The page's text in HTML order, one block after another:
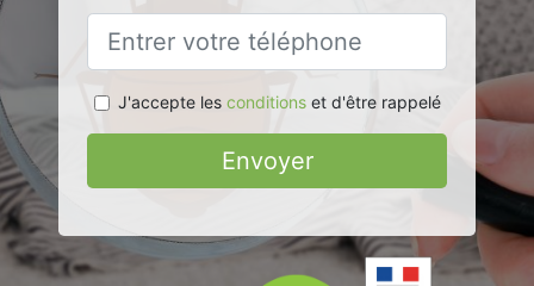
J'accepte les conditionset d'être rappelé
Envoyer